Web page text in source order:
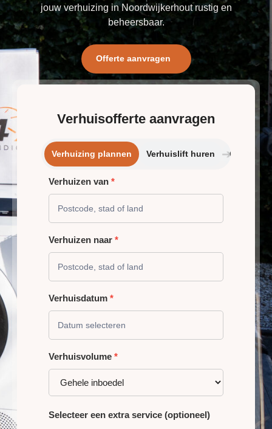
jouw verhuizing in Noordwijkerhout rustig en
beheersbaar.
Offerte aanvragen
Verhuisofferte aanvragen
Verhuizing plannen Verhuislift huren
VERHUIZING
PLANNEN
Verhuizen van *
Verhuizen naar *
Verhuisdatum *
Verhuisvolume *
Selecteer een extra service (optioneel)
➔